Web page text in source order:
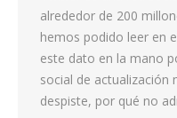
alrededor de 200
hemos podido leer en
este dato en la mano
social de actualización
despiste, por qué no